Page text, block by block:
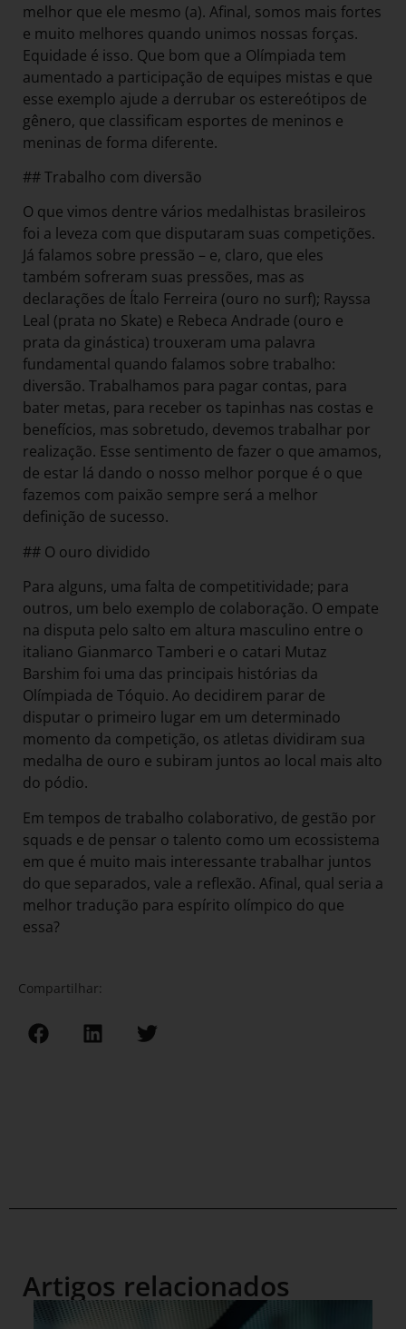
melhor que ele mesmo (a). Afinal, somos mais fortes
e muito melhores quando unimos nossas forças.
Equidade é isso. Que bom que a Olímpiada tem
aumentado a participação de equipes mistas e que
esse exemplo ajude a derrubar os estereótipos de
gênero, que classificam esportes de meninos e
meninas de forma diferente.
## Trabalho com diversão
O que vimos dentre vários medalhistas brasileiros
foi a leveza com que disputaram suas competições.
Já falamos sobre pressão – e, claro, que eles
também sofreram suas pressões, mas as
declarações de Ítalo Ferreira (ouro no surf); Rayssa
Leal (prata no Skate) e Rebeca Andrade (ouro e
prata da ginástica) trouxeram uma palavra
fundamental quando falamos sobre trabalho:
diversão. Trabalhamos para pagar contas, para
bater metas, para receber os tapinhas nas costas e
benefícios, mas sobretudo, devemos trabalhar por
realização. Esse sentimento de fazer o que amamos,
de estar lá dando o nosso melhor porque é o que
fazemos com paixão sempre será a melhor
definição de sucesso.
## O ouro dividido
Para alguns, uma falta de competitividade; para
outros, um belo exemplo de colaboração. O empate
na disputa pelo salto em altura masculino entre o
italiano Gianmarco Tamberi e o catari Mutaz
Barshim foi uma das principais histórias da
Olímpiada de Tóquio. Ao decidirem parar de
disputar o primeiro lugar em um determinado
momento da competição, os atletas dividiram sua
medalha de ouro e subiram juntos ao local mais alto
do pódio.
Em tempos de trabalho colaborativo, de gestão por
squads e de pensar o talento como um ecossistema
em que é muito mais interessante trabalhar juntos
do que separados, vale a reflexão. Afinal, qual seria a
melhor tradução para espírito olímpico do que
essa?
Compartilhar:
Artigos relacionados